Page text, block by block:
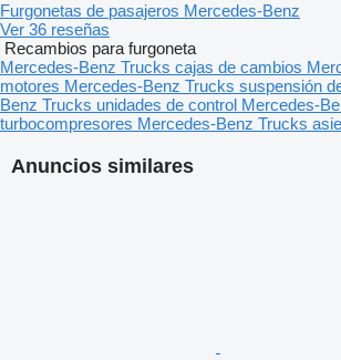
Anuncios similares
Furgonetas de pasajeros Mercedes-Benz
Ver 36 reseñas
Recambios para furgoneta
Mercedes-Benz Trucks cajas de cambios
motores Mercedes-Benz Trucks suspensión
Benz Trucks unidades de control Mercedes-
turbocompresores Mercedes-Benz Trucks